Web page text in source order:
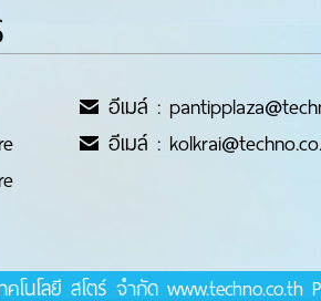
อีเมล์ :
อีเมล์ :
โนโลยี สโตร์ จำกัด